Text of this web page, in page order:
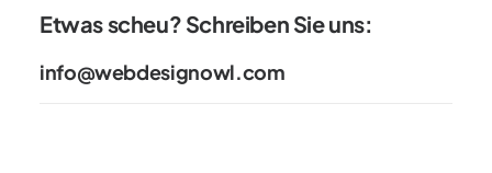
Etwas scheu? Schreiben Sie uns:
info@webdesignowl.com